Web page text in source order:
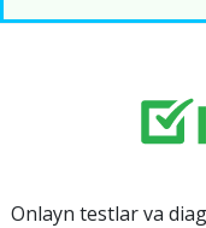
Onlayn testlar va